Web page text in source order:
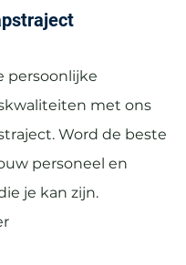
persoonlijke
met ons
Word de beste
personeel en
je kan zijn.